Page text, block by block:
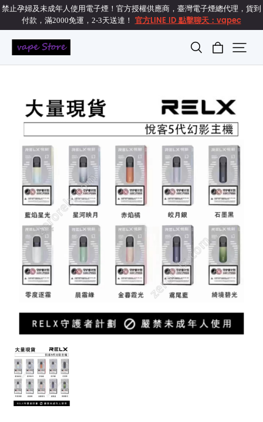
禁止孕婦及未成年人使用電子煙！官方授權供應商，臺灣電子煙總代理，貨到
付款，滿2000免運，2-3天送達！ 官方LINE ID 點擊聊天：vapec